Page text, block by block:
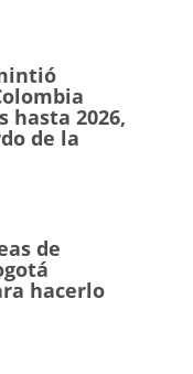
hasta 2026,
de la
de
hacerlo